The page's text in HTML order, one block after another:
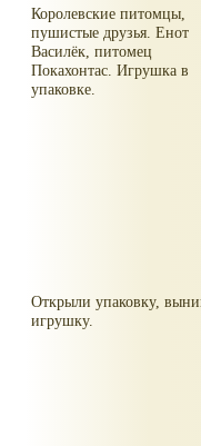
Королевские питомцы,
пушистые друзья. Енот
Василёк, питомец
Покахонтас. Игрушка в
упаковке.
Открыли упаковку,
игрушку.